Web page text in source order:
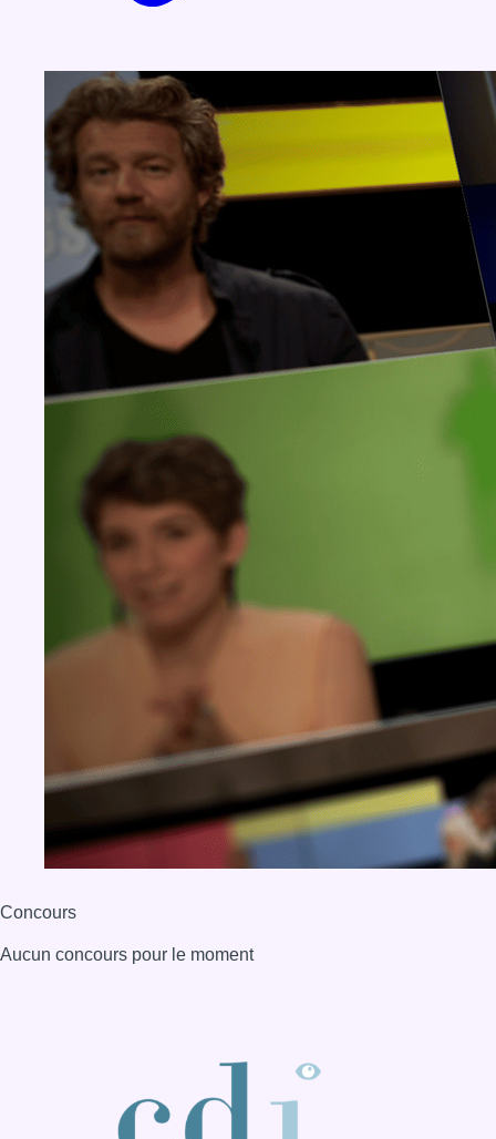
Concours
Aucun concours pour le moment